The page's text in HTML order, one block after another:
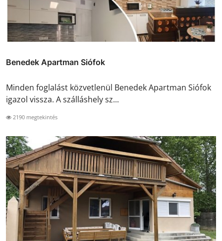
Benedek Apartman Siófok
Minden foglalást közvetlenül Benedek Apartman Siófok
igazol vissza. A szálláshely sz...
2190 megtekintés